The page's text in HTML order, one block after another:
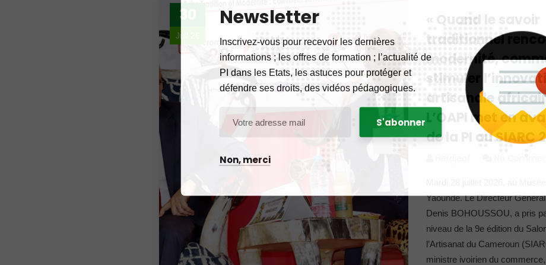
30
Juil 26
« Quand le savoir
traditionnel
modernité,
stimuler
artisanale
L’OAPI met en
de la PI au SIARC
Yaoundé. Le Directeur
Denis BOHOUSSOU, a pris
niveau de la 9e édition du
l’Artisanat du Cameroun
ministre ivoirien du commerce,
Newsletter
Inscrivez-vous pour recevoir les dernières
informations ; les offres de formation ; l’actualité de
PI dans les Etats, les astuces pour protéger et
défendre ses droits, des vidéos pédagogiques.
Non, merci